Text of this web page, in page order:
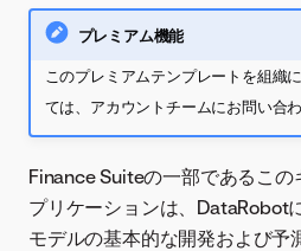
プレミアム機能
このプレミアムテンプレートを組織
ては、アカウントチームにお問い合わ
Finance Suiteの一部であるこ
プリケーションは、DataRobot
モデルの基本的な開発および予